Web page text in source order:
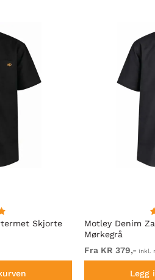
Skjorte
Motley Denim
Mørkegrå
Fra KR 379,- inkl.
Legg